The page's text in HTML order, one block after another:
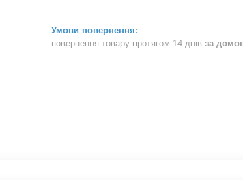
повернення товару протягом 14 днів за